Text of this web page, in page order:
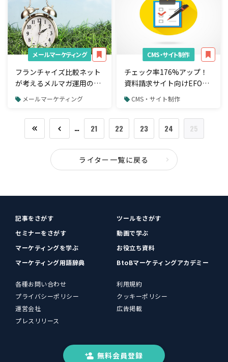
メールマーケティング
フランチャイズ比較ネット
が考えるメルマガ運用の際
に見ておくべきポイント
メールマーケティング
CMS・サイト制作
チェック率176%アップ！
資料請求サイト向けEFO事
例 CMS・サイト制作
… 21 22 23 24 25
ライター一覧に戻る
記事をさがす
ツールをさがす
セミナーをさがす
動画で学ぶ
マーケティングを学ぶ
お役立ち資料
マーケティング用語辞典
BtoBマーケティングアカデミー
各種お問い合わせ
利用規約
プライバシーポリシー
クッキーポリシー
運営会社
広告掲載
プレスリリース
無料会員登録